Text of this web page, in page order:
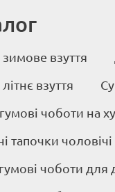
взуття
взуття
чоботи на
тапочки чоловічі
чоботи для